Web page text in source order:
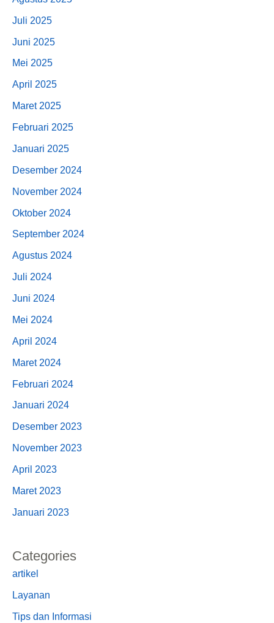
Juli 2025
Juni 2025
Mei 2025
April 2025
Maret 2025
Februari 2025
Januari 2025
Desember 2024
November 2024
Oktober 2024
September 2024
Agustus 2024
Juli 2024
Juni 2024
Mei 2024
April 2024
Maret 2024
Februari 2024
Januari 2024
Desember 2023
November 2023
April 2023
Maret 2023
Januari 2023
Categories
artikel
Layanan
Tips dan Informasi